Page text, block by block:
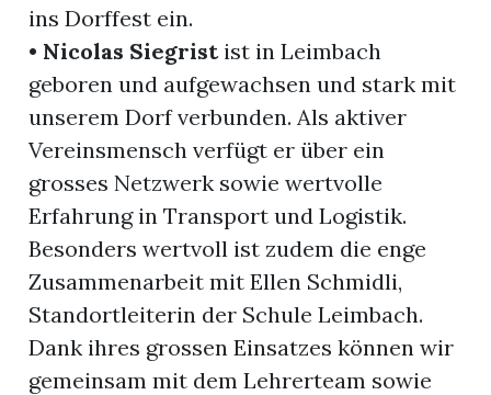
ins Dorffest ein.
• Nicolas Siegristist in Leimbach
geboren und aufgewachsen und stark mit
unserem Dorf verbunden. Als aktiver
Vereinsmensch verfügt er über ein
grosses Netzwerk sowie wertvolle
Erfahrung in Transport und Logistik.
Besonders wertvoll ist zudem die enge
Zusammenarbeit mit Ellen Schmidli,
Standortleiterin der Schule Leimbach.
Dank ihres grossen Einsatzes können wir
gemeinsam mit dem Lehrerteam sowie